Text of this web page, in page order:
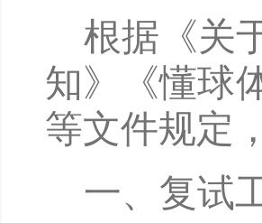
根据《关
知》《懂球
等文件规定
一、复试